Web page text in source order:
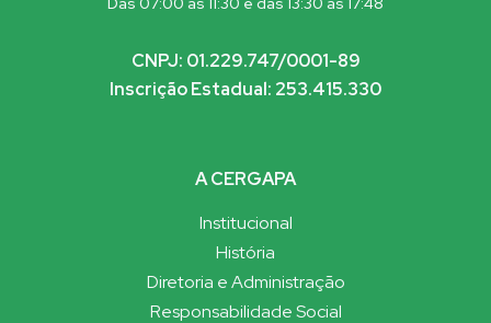
CNPJ: 01.229.747/0001-89
Inscrição Estadual: 253.415.330
A CERGAPA
Institucional
História
Diretoria e Administração
Responsabilidade Social